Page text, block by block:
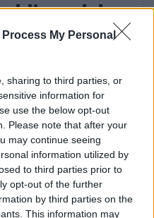
Process My Personal
sharing to third parties, or
information for
use the below opt-out
Please note that after your
may continue seeing
information utilized by
to third parties prior to
opt-out of the further
by third parties on the
This information may
blir en del av
i södra
Stockholm är en
Publicerad 05:03, 4 augusti 2026